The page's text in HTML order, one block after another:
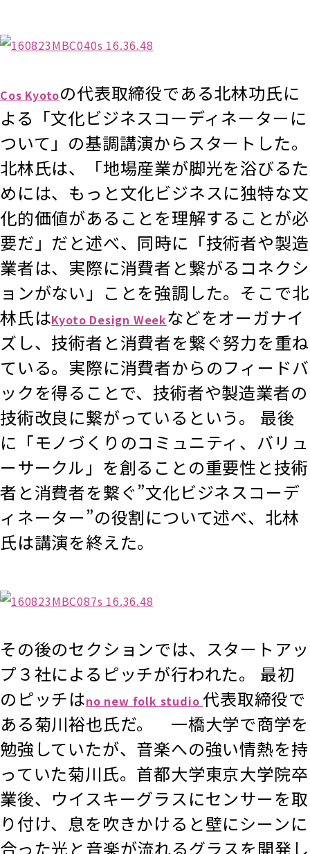
Cos Kyotoの代表取締役である北林功氏に
よる「文化ビジネスコーディネーターに
ついて」の基調講演からスタートした。
北林氏は、「地場産業が脚光を浴びるた
めには、もっと文化ビジネスに独特な文
化的価値があることを理解することが必
要だ」だと述べ、同時に「技術者や製造
業者は、実際に消費者と繋がるコネクシ
ョンがない」ことを強調した。そこで北
林氏はKyoto Design Weekなどをオーガナイ
ズし、技術者と消費者を繋ぐ努力を重ね
ている。実際に消費者からのフィードバ
ックを得ることで、技術者や製造業者の
技術改良に繋がっているという。 最後
に「モノづくりのコミュニティ、バリュ
ーサークル」を創ることの重要性と技術
者と消費者を繋ぐ”文化ビジネスコーデ
ィネーター”の役割について述べ、北林
氏は講演を終えた。
その後のセクションでは、スタートアッ
プ３社によるピッチが行われた。 最初
のピッチはno new folk studio 代表取締役で
ある菊川裕也氏だ。 一橋大学で商学を
勉強していたが、音楽への強い情熱を持
っていた菊川氏。首都大学東京大学院卒
業後、ウイスキーグラスにセンサーを取
り付け、息を吹きかけると壁にシーンに
合った光と音楽が流れるグラスを開発し